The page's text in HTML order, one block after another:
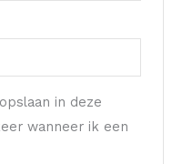
in deze
wanneer ik een